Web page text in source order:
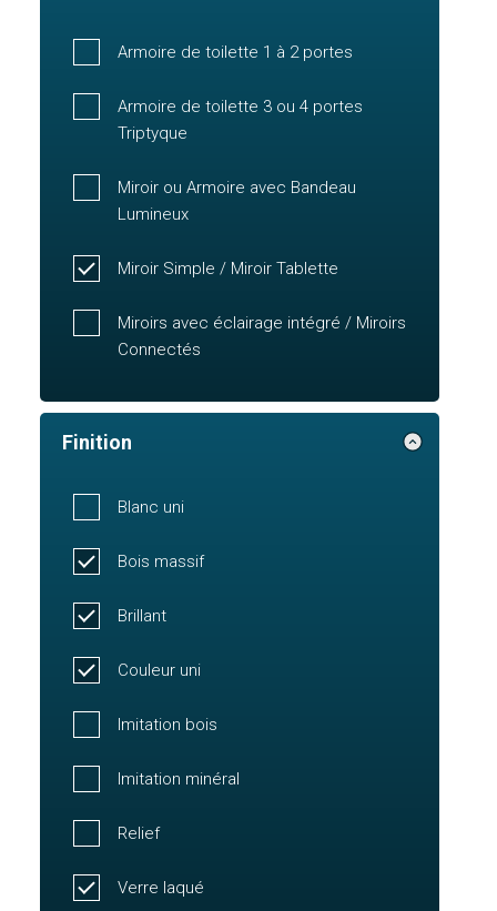
Armoire de toilette 1 à 2 portes
Armoire de toilette 3 ou 4 portes
Triptyque
Miroir ou Armoire avec Bandeau
Lumineux
Miroir Simple / Miroir Tablette
Miroirs avec éclairage intégré / Miroirs
Connectés
Finition
Blanc uni
Bois massif
Brillant
Couleur uni
Imitation bois
Imitation minéral
Relief
Verre laqué